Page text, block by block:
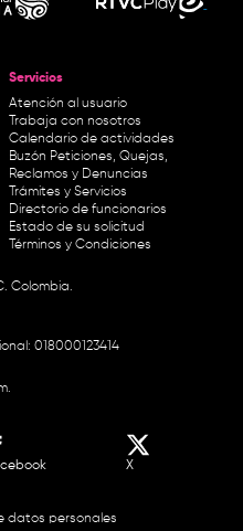
Servicios
Atención al usuario
Trabaja con nosotros
Calendario de actividades
Buzón Peticiones, Quejas,
Reclamos y Denuncias
Trámites y Servicios
Directorio de funcionarios
Estado de su solicitud
Términos y Condiciones
Colombia.
018000123414
X
datos personales